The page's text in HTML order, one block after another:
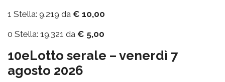
1 Stella: 9.219 da € 10,00
0 Stella: 19.321 da € 5,00
10eLotto serale – venerdì 7
agosto 2026